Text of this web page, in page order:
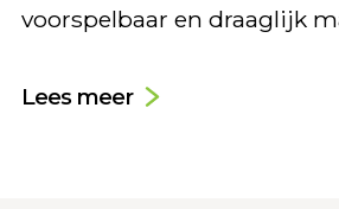
voorspelbaar en draaglijk
Lees meer